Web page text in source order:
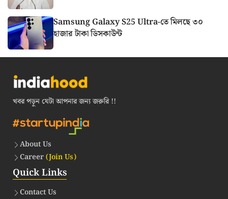
Samsung Galaxy S25 Ultra-তে মিলছে ৩০
হাজার টাকা ডিসকাউন্ট
খবর পড়ুন যেটা আপনার জন্য জরুরি !!
About Us
Career(Join Us)
Quick Links
Contact Us